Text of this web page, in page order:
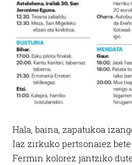
Hala, baina, zapatukoa
Iaz zirkuko pertsonaiez
Fermin kolorez jantziko